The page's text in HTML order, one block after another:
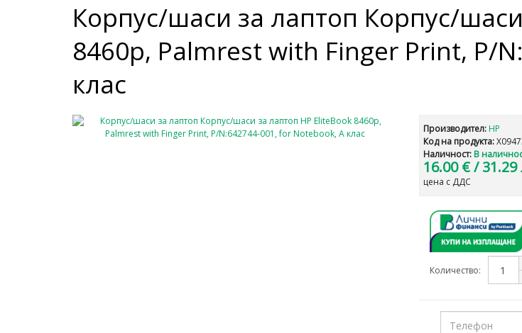
Корпус/шаси за лаптоп Корпус/
8460p, Palmrest with Finger Print, P/
клас
Производител: HP
Код на продукта:
Наличност: В
16.00 € / 31.29
цена с ДДС
Количество: